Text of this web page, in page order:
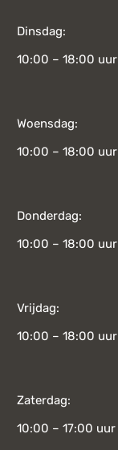
Dinsdag:
10:00 – 18:00 uur
Woensdag:
10:00 – 18:00 uur
Donderdag:
10:00 – 18:00 uur
Vrijdag:
10:00 – 18:00 uur
Zaterdag:
10:00 – 17:00 uur